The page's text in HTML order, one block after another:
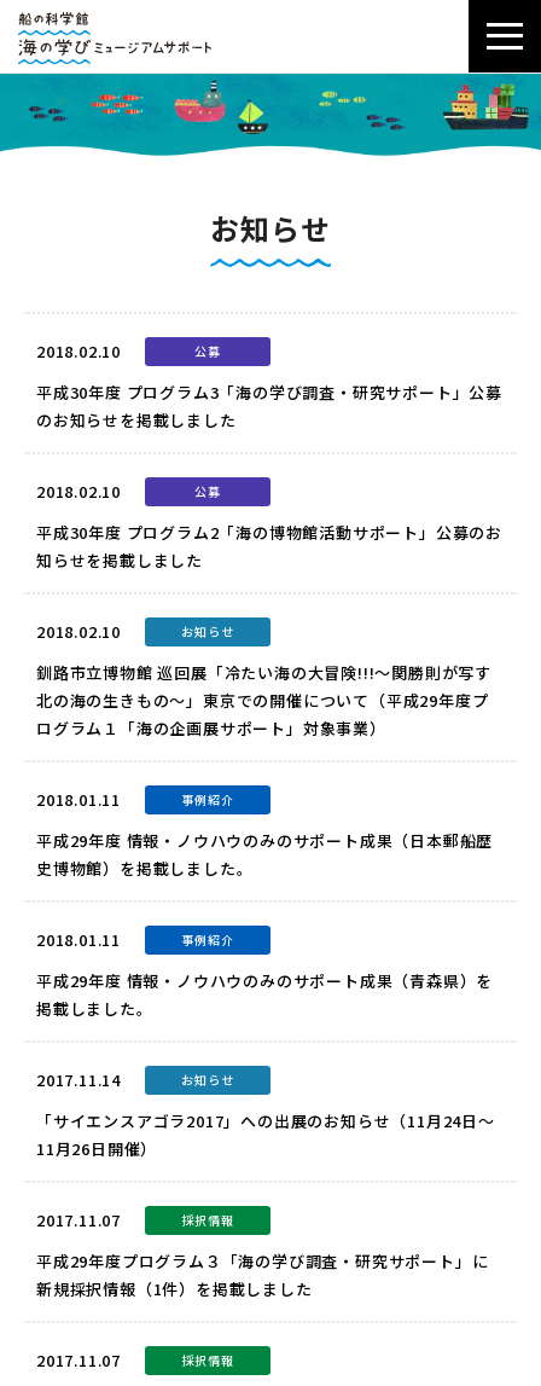
お知らせ
2018.02.10 公募
平成30年度 プログラム3「海の学び調査・研究サポート」公募
のお知らせを掲載しました
2018.02.10 公募
平成30年度 プログラム2「海の博物館活動サポート」公募のお
知らせを掲載しました
2018.02.10 お知らせ
釧路市立博物館 巡回展「冷たい海の大冒険!!!～関勝則が写す
北の海の生きもの～」東京での開催について（平成29年度プ
ログラム１「海の企画展サポート」対象事業）
2018.01.11 事例紹介
平成29年度 情報・ノウハウのみのサポート成果（日本郵船歴
史博物館）を掲載しました。
2018.01.11 事例紹介
平成29年度 情報・ノウハウのみのサポート成果（青森県）を
掲載しました。
2017.11.14 お知らせ
「サイエンスアゴラ2017」への出展のお知らせ（11月24日～
11月26日開催）
2017.11.07 採択情報
平成29年度プログラム３「海の学び調査・研究サポート」に
新規採択情報（1件）を掲載しました
2017.11.07 採択情報